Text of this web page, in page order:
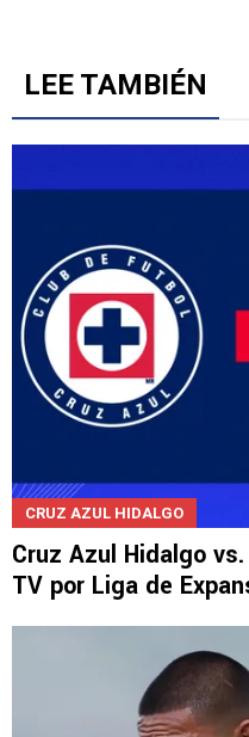
LEE TAMBIÉN
CRUZ AZUL HIDALGO
Cruz Azul Hidalgo
TV por Liga de